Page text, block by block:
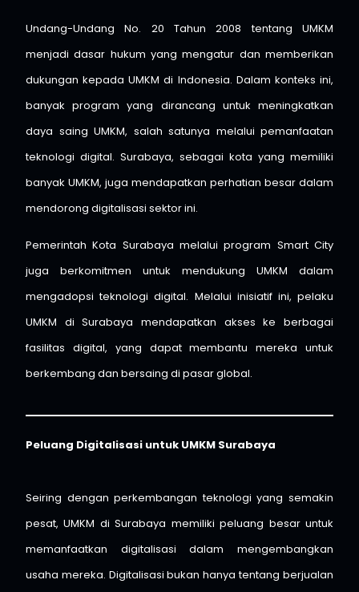
Undang-Undang No. 20 Tahun 2008 tentang UMKM
menjadi dasar hukum yang mengatur dan memberikan
dukungan kepada UMKM di Indonesia. Dalam konteks ini,
banyak program yang dirancang untuk meningkatkan
daya saing UMKM, salah satunya melalui pemanfaatan
teknologi digital. Surabaya, sebagai kota yang memiliki
banyak UMKM, juga mendapatkan perhatian besar dalam
mendorong digitalisasi sektor ini.
Pemerintah Kota Surabaya melalui program Smart City
juga berkomitmen untuk mendukung UMKM dalam
mengadopsi teknologi digital. Melalui inisiatif ini, pelaku
UMKM di Surabaya mendapatkan akses ke berbagai
fasilitas digital, yang dapat membantu mereka untuk
berkembang dan bersaing di pasar global.
Peluang Digitalisasi untuk UMKM Surabaya
Seiring dengan perkembangan teknologi yang semakin
pesat, UMKM di Surabaya memiliki peluang besar untuk
memanfaatkan digitalisasi dalam mengembangkan
usaha mereka. Digitalisasi bukan hanya tentang berjualan